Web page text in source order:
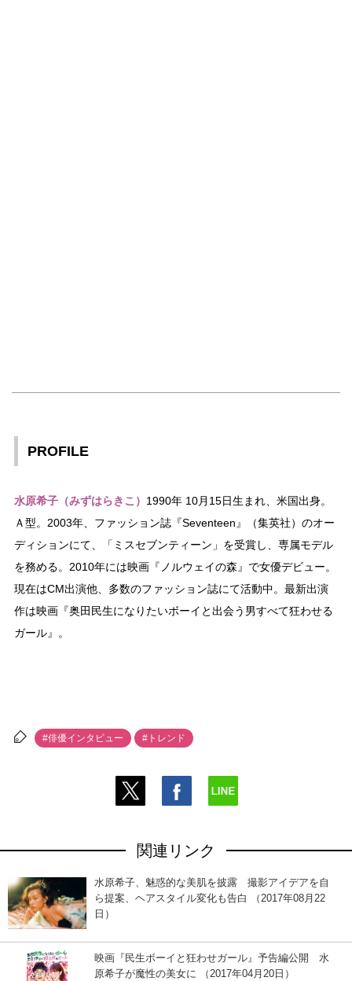
PROFILE
水原希子（みずはらきこ） 1990年 10月15日生まれ、米国出身。
Ａ型。2003年、ファッション誌『Seventeen』（集英社）のオー
ディションにて、「ミスセブンティーン」を受賞し、専属モデル
を務める。2010年には映画『ノルウェイの森』で女優デビュー。
現在はCM出演他、多数のファッション誌にて活動中。最新出演
作は映画『奥田民生になりたいボーイと出会う男すべて狂わせる
ガール』。
#俳優インタビュー #トレンド
関連リンク
水原希子、魅惑的な美肌を披露 撮影アイデアを自
ら提案、ヘアスタイル変化も告白 （2017年08月22
日）
映画『民生ボーイと狂わせガール』予告編公開 水
原希子が魔性の美女に （2017年04月20日）